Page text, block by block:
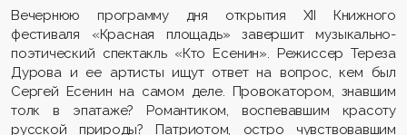
Вечернюю программу дня открытия ХII Книжного
фестиваля «Красная площадь» завершит музыкально-
поэтический спектакль «Кто Есенин». Режиссер Тереза
Дурова и ее артисты ищут ответ на вопрос, кем был
Сергей Есенин на самом деле. Провокатором, знавшим
толк в эпатаже? Романтиком, воспевавшим красоту
русской природы? Патриотом, остро чувствовавшим